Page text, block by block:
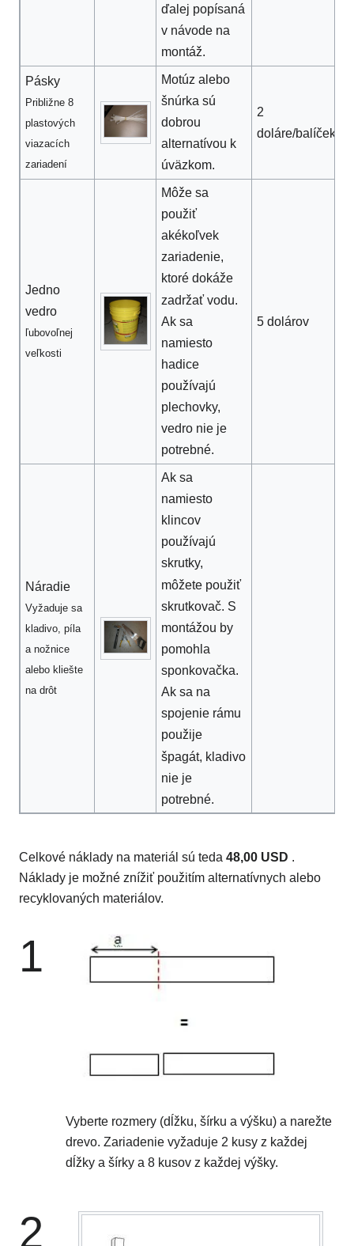
ďalej popísaná
v návode na
montáž.
Pásky
Približne 8
plastových
viazacích
zariadení
Motúz alebo
šnúrka sú
dobrou
alternatívou k
úväzkom.
2
doláre/balíček
Jedno
vedro
ľubovoľnej
veľkosti
Môže sa
použiť
akékoľvek
zariadenie,
ktoré dokáže
zadržať vodu.
Ak sa
namiesto
hadice
používajú
plechovky,
vedro nie je
potrebné.
5 dolárov
Náradie
Vyžaduje sa
kladivo, píla
a nožnice
alebo kliešte
na drôt
Ak sa
namiesto
klincov
používajú
skrutky,
môžete použiť
skrutkovač. S
montážou by
pomohla
sponkovačka.
Ak sa na
spojenie rámu
použije
špagát, kladivo
nie je
potrebné.
Celkové náklady na materiál sú teda 48,00 USD .
Náklady je možné znížiť použitím alternatívnych alebo
recyklovaných materiálov.
1
Vyberte rozmery (dĺžku, šírku a výšku) a narežte
drevo. Zariadenie vyžaduje 2 kusy z každej
dĺžky a šírky a 8 kusov z každej výšky.
2